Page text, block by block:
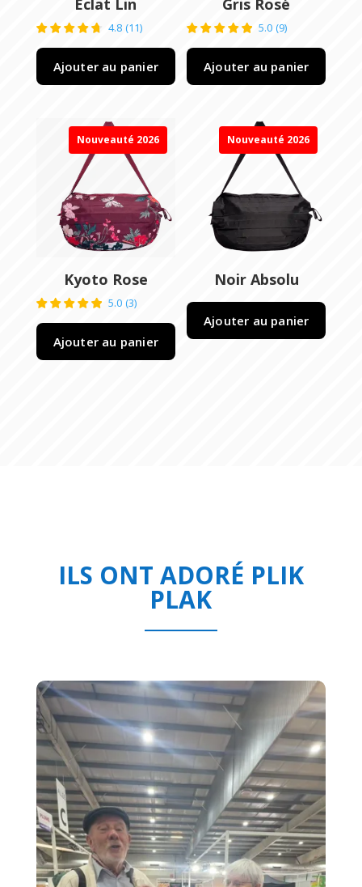
4.8 (11)
Ajouter au panier
5.0 (9)
Ajouter au panier
Nouveauté 2026
Kyoto Rose
5.0 (3)
Ajouter au panier
Nouveauté 2026
Noir Absolu
Ajouter au panier
ILS ONT ADORÉ PLIK
PLAK